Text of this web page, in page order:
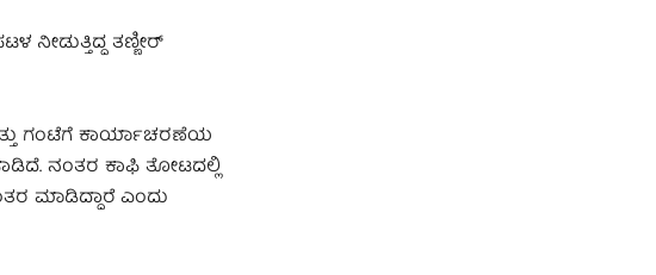
ತಣ್ಣೀರ್
ಗಂಟೆಗೆ ಕಾರ್ಯಾಚರಣೆಯ
ನಂತರ ಕಾಫಿ ತೋಟದಲ್ಲಿ
ಮಾಡಿದ್ದಾರೆ ಎಂದು